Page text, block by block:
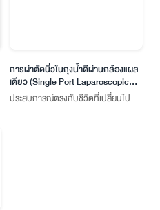
การผ่าตัดนิ่วในถุงน้ำดีผ่านกล้องแผล
เดียว (Single Port Laparoscopic
Cholecystectomy)
ประสบการณ์ตรงกับชีวิตที่เปลี่ยนไป